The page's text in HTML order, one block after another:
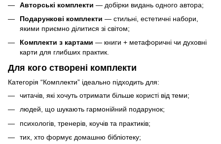
Авторські комплекти — добірки видань одного автора;
Подарункові комплекти — стильні, естетичні набори,
якими приємно ділитися зі світом;
Комплекти з картами — книги + метафоричні чи духовні
карти для глибших практик.
Для кого створені комплекти
Категорія “Комплекти” ідеально підходить для:
читачів, які хочуть отримати більше користі від теми;
людей, що шукають гармонійний подарунок;
психологів, тренерів, коучів та практиків;
тих, хто формує домашню бібліотеку;